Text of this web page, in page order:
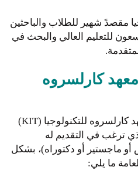
مقصدً شهير للطلاب والباحثين
للتعليم العالي والبحث في
كارلسروه
تختلف شروط القبول في معهد كارلسروه للتكنولوجيا (KIT)
ترغب في التقديم له
ماجستير أو دكتوراه)، بشكل
ما يلي: